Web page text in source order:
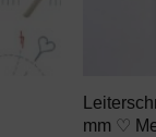
mm ♡